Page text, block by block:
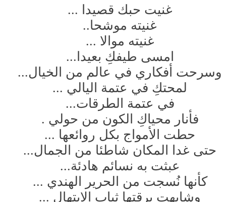
غنيت حبك قصيدا ...
غنيته موشحا..
غنيته موالا ...
امسى طيفكِ بعيدا...
وسرحت أفكاري في عالم من الخيال...
لمحتكِ في عتمة اليالي ...
في عتمة الطرقات...
فأنار محياكِ الكون من حولي .
حطت الأمواج بكل روائعها ...
حتى غدا المكان شاطئا من الجمال...
عبثت به نسائم هادئة...
كأنها نُسجت من الحرير الهندي ...
وشابهت برقتها ثياب الابتهال ...